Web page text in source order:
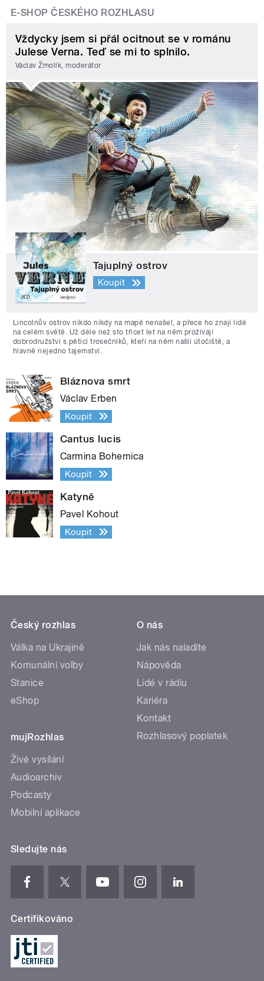
E-SHOP ČESKÉHO ROZHLASU
Vždycky jsem si přál ocitnout se v románu
Julese Verna. Teď se mi to splnilo.
Václav Žmolík, moderátor
Tajuplný ostrov
Koupit
Lincolnův ostrov nikdo nikdy na mapě nenašel, a přece ho znají lidé
na celém světě. Už déle než sto třicet let na něm prožívají
dobrodružství s pěticí trosečníků, kteří na něm našli útočiště, a
hlavně nejedno tajemství.
Bláznova smrt
Václav Erben
Koupit
Cantus lucis
Carmina Bohemica
Koupit
Katyně
Pavel Kohout
Koupit
Český rozhlas
Válka na Ukrajině
Komunální volby
Stanice
eShop
mujRozhlas
Živé vysílání
Audioarchiv
Podcasty
Mobilní aplikace
O nás
Jak nás naladíte
Nápověda
Lidé v rádiu
Kariéra
Kontakt
Rozhlasový poplatek
Sledujte nás
Certifikováno